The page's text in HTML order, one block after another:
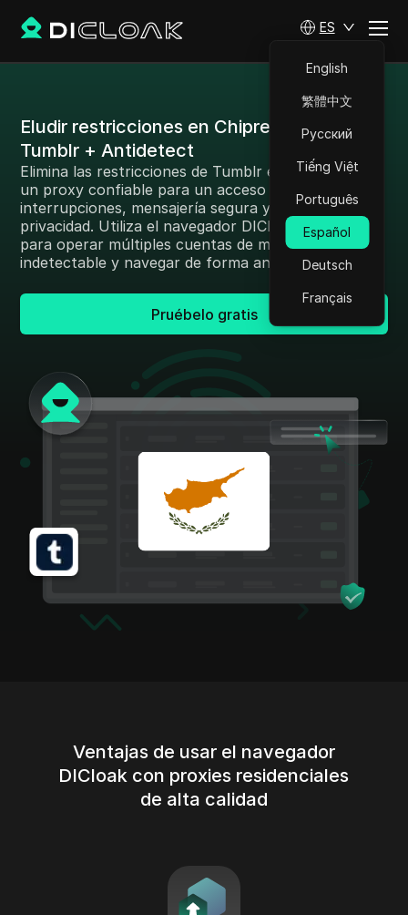
ES
English
繁體中文
Русский
Tiếng Việt
Português
Español
Deutsch
Français
Eludir restricciones en Chipre: Proxy de
Tumblr + Antidetect
Elimina las restricciones de Tumblr en Chipre con
un proxy confiable para un acceso sin
interrupciones, mensajería segura y mayor
privacidad. Utiliza el navegador DICloak Antidetect
para operar múltiples cuentas de manera
indetectable y navegar de forma anónima.
Pruébelo gratis
Ventajas de usar el navegador
DICloak con proxies residenciales
de alta calidad